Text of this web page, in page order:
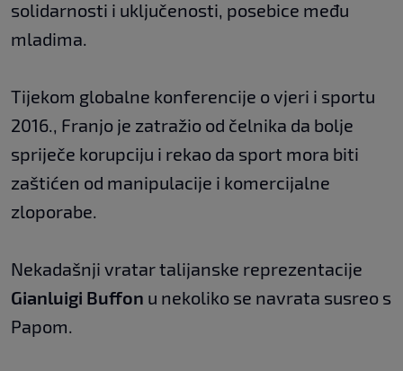
solidarnosti i uključenosti, posebice među
mladima.
Tijekom globalne konferencije o vjeri i sportu
2016., Franjo je zatražio od čelnika da bolje
spriječe korupciju i rekao da sport mora biti
zaštićen od manipulacije i komercijalne
zloporabe.
Nekadašnji vratar talijanske reprezentacije
Gianluigi Buffon u nekoliko se navrata susreo s
Papom.